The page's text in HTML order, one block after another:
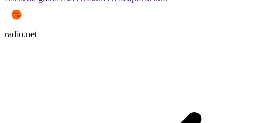
radio.net